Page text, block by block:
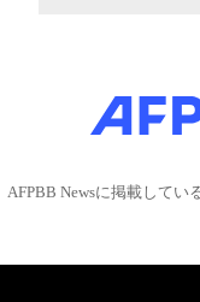
AFPBB Newsに掲載して